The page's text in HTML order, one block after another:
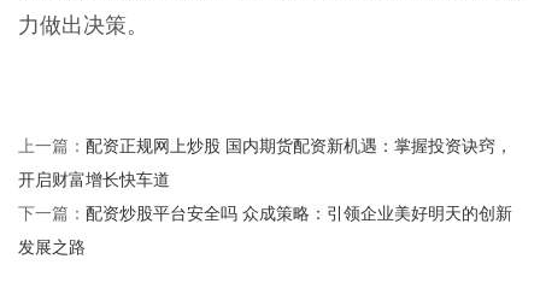
力做出决策。
上一篇： 配资正规网上炒股 国内期货配资新机遇：掌握投资诀窍，
开启财富增长快车道
下一篇： 配资炒股平台安全吗 众成策略：引领企业美好明天的创新
发展之路